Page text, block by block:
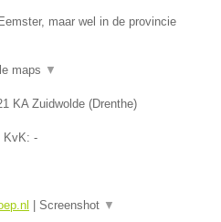
maar wel in de provincie
maps ▼
KA Zuidwolde (Drenthe)
, KvK: -
Screenshot ▼